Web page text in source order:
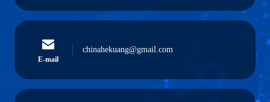
E-mail
chinahekuang@gmail.com